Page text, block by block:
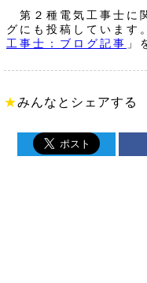
第２種電気工事士に
グにも投稿しています
工事士：ブログ記事 」
★みんなとシェアする